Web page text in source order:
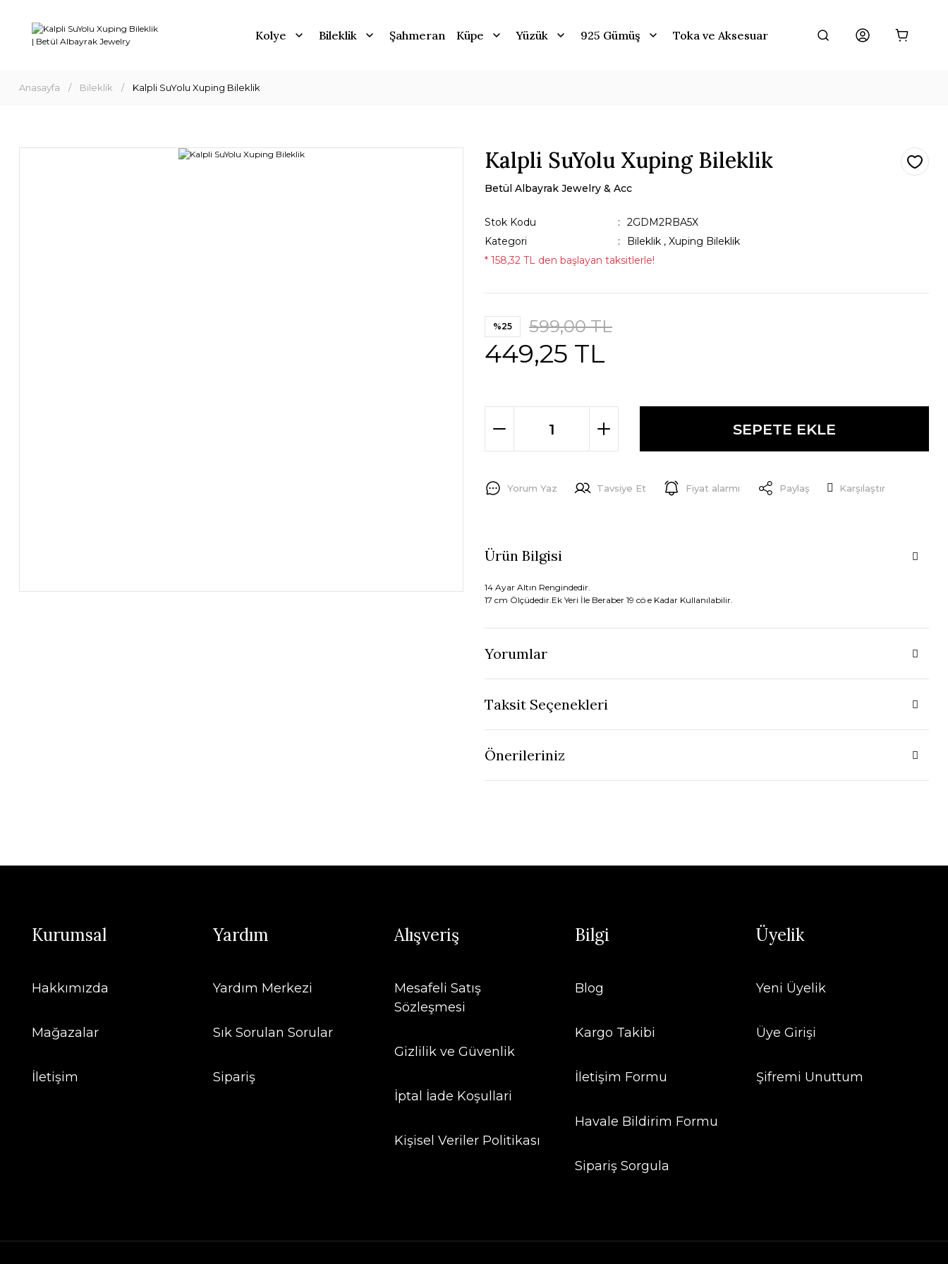
Kolye Bileklik Şahmeran Küpe Yüzük 925 Gümüş Toka ve Aksesuar
Anasayfa Bileklik Kalpli SuYolu Xuping Bileklik
Kalpli SuYolu Xuping Bileklik
Betül Albayrak Jewelry & Acc
Stok Kodu
2GDM2RBA5X
Kategori
Bileklik , Xuping Bileklik
* 158,32 TL den başlayan taksitlerle!
%25 599,00 TL
449,25 TL
SEPETE EKLE
Yorum Yaz Tavsiye Et Fiyat alarmı Paylaş Karşılaştır
Ürün Bilgisi
14 Ayar Altın Rengindedir.
17 cm Ölçüdedir.Ek Yeri İle Beraber 19 cö e Kadar Kullanılabilir.
Yorumlar
Taksit Seçenekleri
Önerileriniz
Kurumsal
Hakkımızda
Mağazalar
İletişim
Yardım
Yardım Merkezi
Sık Sorulan Sorular
Sipariş
Alışveriş
Mesafeli Satış
Sözleşmesi
Gizlilik ve Güvenlik
İptal İade Koşullari
Kişisel Veriler Politikası
Bilgi
Blog
Kargo Takibi
İletişim Formu
Havale Bildirim Formu
Sipariş Sorgula
Üyelik
Yeni Üyelik
Üye Girişi
Şifremi Unuttum